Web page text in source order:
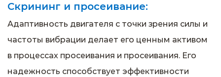
Скрининг и просеивание:
Адаптивность двигателя с точки зрения силы и
частоты вибрации делает его ценным активом
в процессах просеивания и просеивания. Его
надежность способствует эффективности